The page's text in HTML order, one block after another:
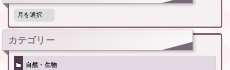
月
記
事
カテゴリー
自然・生物